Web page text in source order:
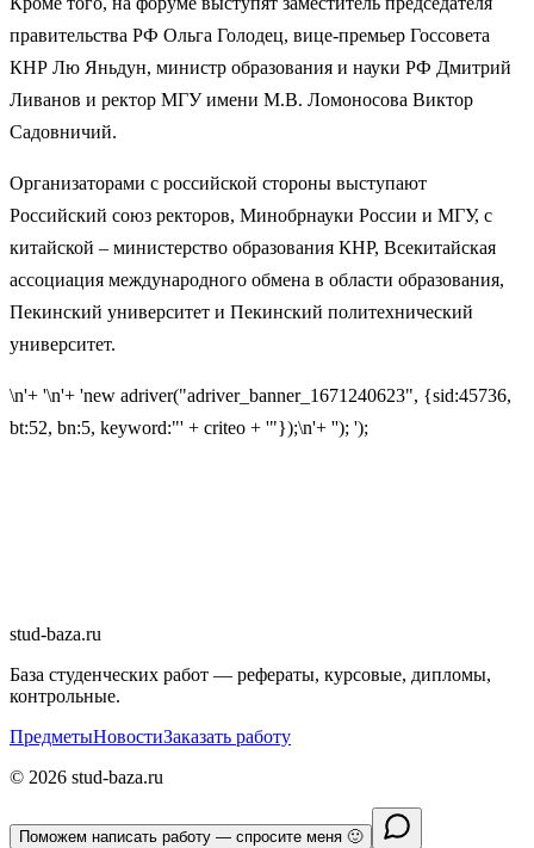
правительства РФ Ольга Голодец, вице-премьер Госсовета
КНР Лю Яньдун, министр образования и науки РФ Дмитрий
Ливанов и ректор МГУ имени М.В. Ломоносова Виктор
Садовничий.
Организаторами с российской стороны выступают
Российский союз ректоров, Минобрнауки России и МГУ, с
китайской – министерство образования КНР, Всекитайская
ассоциация международного обмена в области образования,
Пекинский университет и Пекинский политехнический
университет.
\n'+ '\n'+ 'new adriver("adriver_banner_1671240623", {sid:45736,
bt:52, bn:5, keyword:"' + criteo + '"});\n'+ ''); ');
stud-baza.ru
База студенческих работ — рефераты, курсовые, дипломы,
контрольные.
ПредметыНовостиЗаказать работу
© 2026 stud-baza.ru
Поможем написать работу — спросите меня 🙂